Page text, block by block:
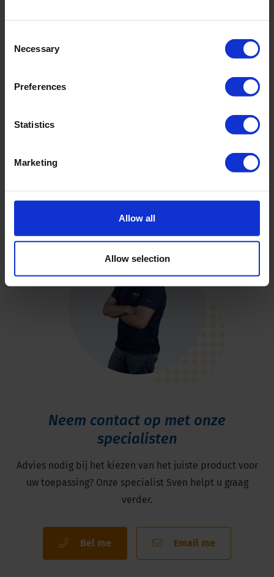
Selection
Necessary
Preferences
Statistics
Marketing
Allow all
Allow selection
Neem contact op met onze
specialisten
Advies nodig bij het kiezen van het juiste product voor
uw toepassing? Onze specialist Sven helpt u graag
verder.
Bel me Email me